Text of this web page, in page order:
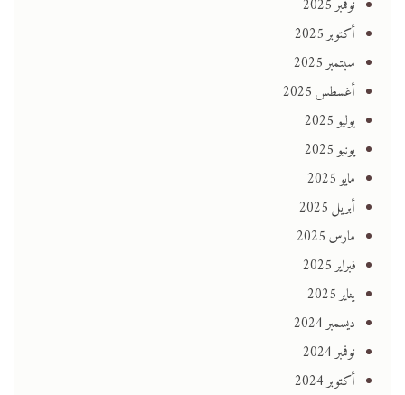
نوفمبر 2025
أكتوبر 2025
سبتمبر 2025
أغسطس 2025
يوليو 2025
يونيو 2025
مايو 2025
أبريل 2025
مارس 2025
فبراير 2025
يناير 2025
ديسمبر 2024
نوفمبر 2024
أكتوبر 2024